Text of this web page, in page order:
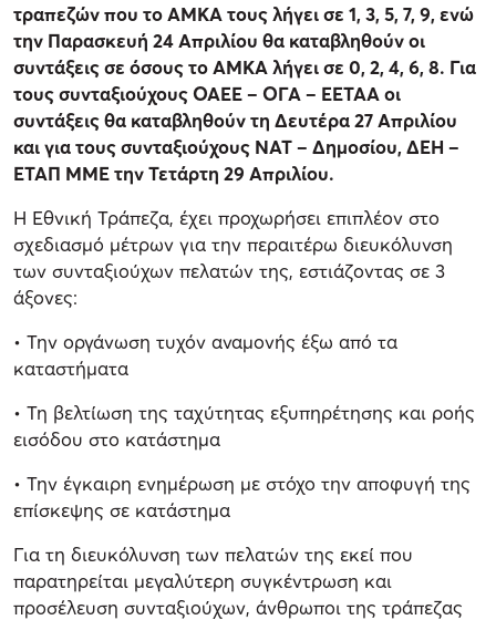
τραπεζών που το ΑΜΚΑ τους λήγει σε 1, 3, 5, 7, 9, ενώ
την Παρασκευή 24 Απριλίου θα καταβληθούν οι
συντάξεις σε όσους το ΑΜΚΑ λήγει σε 0, 2, 4, 6, 8. Για
τους συνταξιούχους ΟΑΕΕ – ΟΓΑ – ΕΕΤΑΑ οι
συντάξεις θα καταβληθούν τη Δευτέρα 27 Απριλίου
και για τους συνταξιούχους ΝΑΤ – Δημοσίου, ΔΕΗ –
ΕΤΑΠ ΜΜΕ την Τετάρτη 29 Απριλίου.
Η Εθνική Τράπεζα, έχει προχωρήσει επιπλέον στο
σχεδιασμό μέτρων για την περαιτέρω διευκόλυνση
των συνταξιούχων πελατών της, εστιάζοντας σε 3
άξονες:
• Την οργάνωση τυχόν αναμονής έξω από τα
καταστήματα
• Τη βελτίωση της ταχύτητας εξυπηρέτησης και ροής
εισόδου στο κατάστημα
• Την έγκαιρη ενημέρωση με στόχο την αποφυγή της
επίσκεψης σε κατάστημα
Για τη διευκόλυνση των πελατών της εκεί που
παρατηρείται μεγαλύτερη συγκέντρωση και
προσέλευση συνταξιούχων, άνθρωποι της τράπεζας